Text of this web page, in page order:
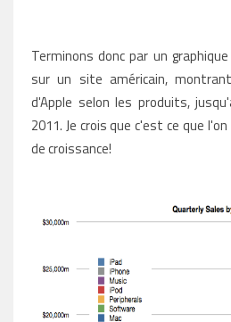
Terminons donc par un
sur un site américain,
d'Apple selon les produits,
2011. Je crois que c'est ce que
de croissance!